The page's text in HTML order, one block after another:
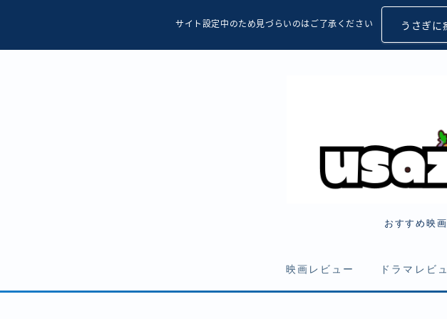
サイト設定中のため見づらいのはご了承ください うさぎに
おすすめ映
映画レビュー ドラマレビ